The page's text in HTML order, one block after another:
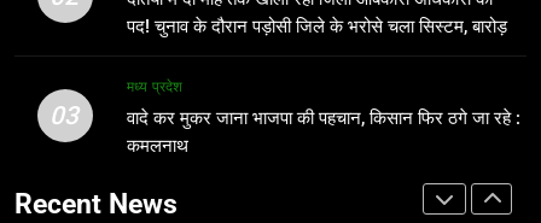
पड़ोसी जिले के भरोसे चला सिस्टम, बारोड़ पर
प्रमुख
3
वादे कर मुकर जाना भाजपा की पहचान,
पद! चुनाव के दौरान पड़ोसी जिले के भरोसे चला सिस्टम, बारोड़
पर कार्रवाई की मांग
03
मध्य प्रदेश
वादे कर मुकर जाना भाजपा की पहचान, किसान फिर ठगे जा रहे :
कमलनाथ
Recent News
निर्देशों से नहीं, नालों/जल निकासी पर कब्जे
अन्य
2
आबकारी अधिकारी का पद! चुनाव के दौरान
पड़ोसी जिले के भरोसे चला सिस्टम, बारोड़ पर